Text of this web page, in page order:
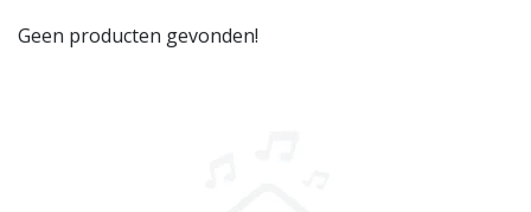
Geen producten gevonden!